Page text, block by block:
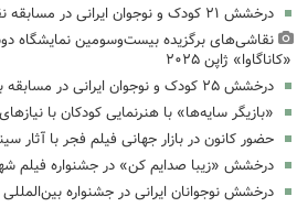
درخشش ۲۱ کودک و نوجوان ایرانی در مسابقه نقاشی «کاناگاوا» ژاپن
نقاشی‌های برگزیده بیست‌وسومین نمایشگاه
«کاناگاوا» ژاپن ۲۰۲۵
درخشش ۲۵ کودک و نوجوان ایرانی در مسابقه بین‌المللی نقاشی رومانی
«بازیگر سایه‌ها» با هنرنمایی کودکان با
حضور کانون در بازار جهانی فیلم فجر با آثار
درخشش «زیبا صدایم کن» در جشنواره فیلم شهر و
درخشش نوجوانان ایرانی در جشنواره